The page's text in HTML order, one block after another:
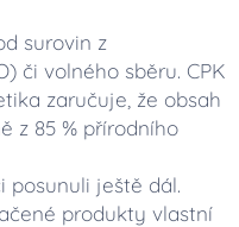
surovin z
či volného sběru. CPK
zaručuje, že obsah
z 85 % přírodního
posunuli ještě dál.
produkty vlastní